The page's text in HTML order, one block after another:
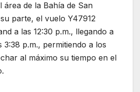
área de la Bahía de San
parte, el vuelo Y47912
a las 12:30 p.m., llegando a
3:38 p.m., permitiendo a los
al máximo su tiempo en el